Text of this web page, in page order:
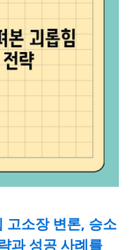
소장 변론, 승소
과 성공 사례를